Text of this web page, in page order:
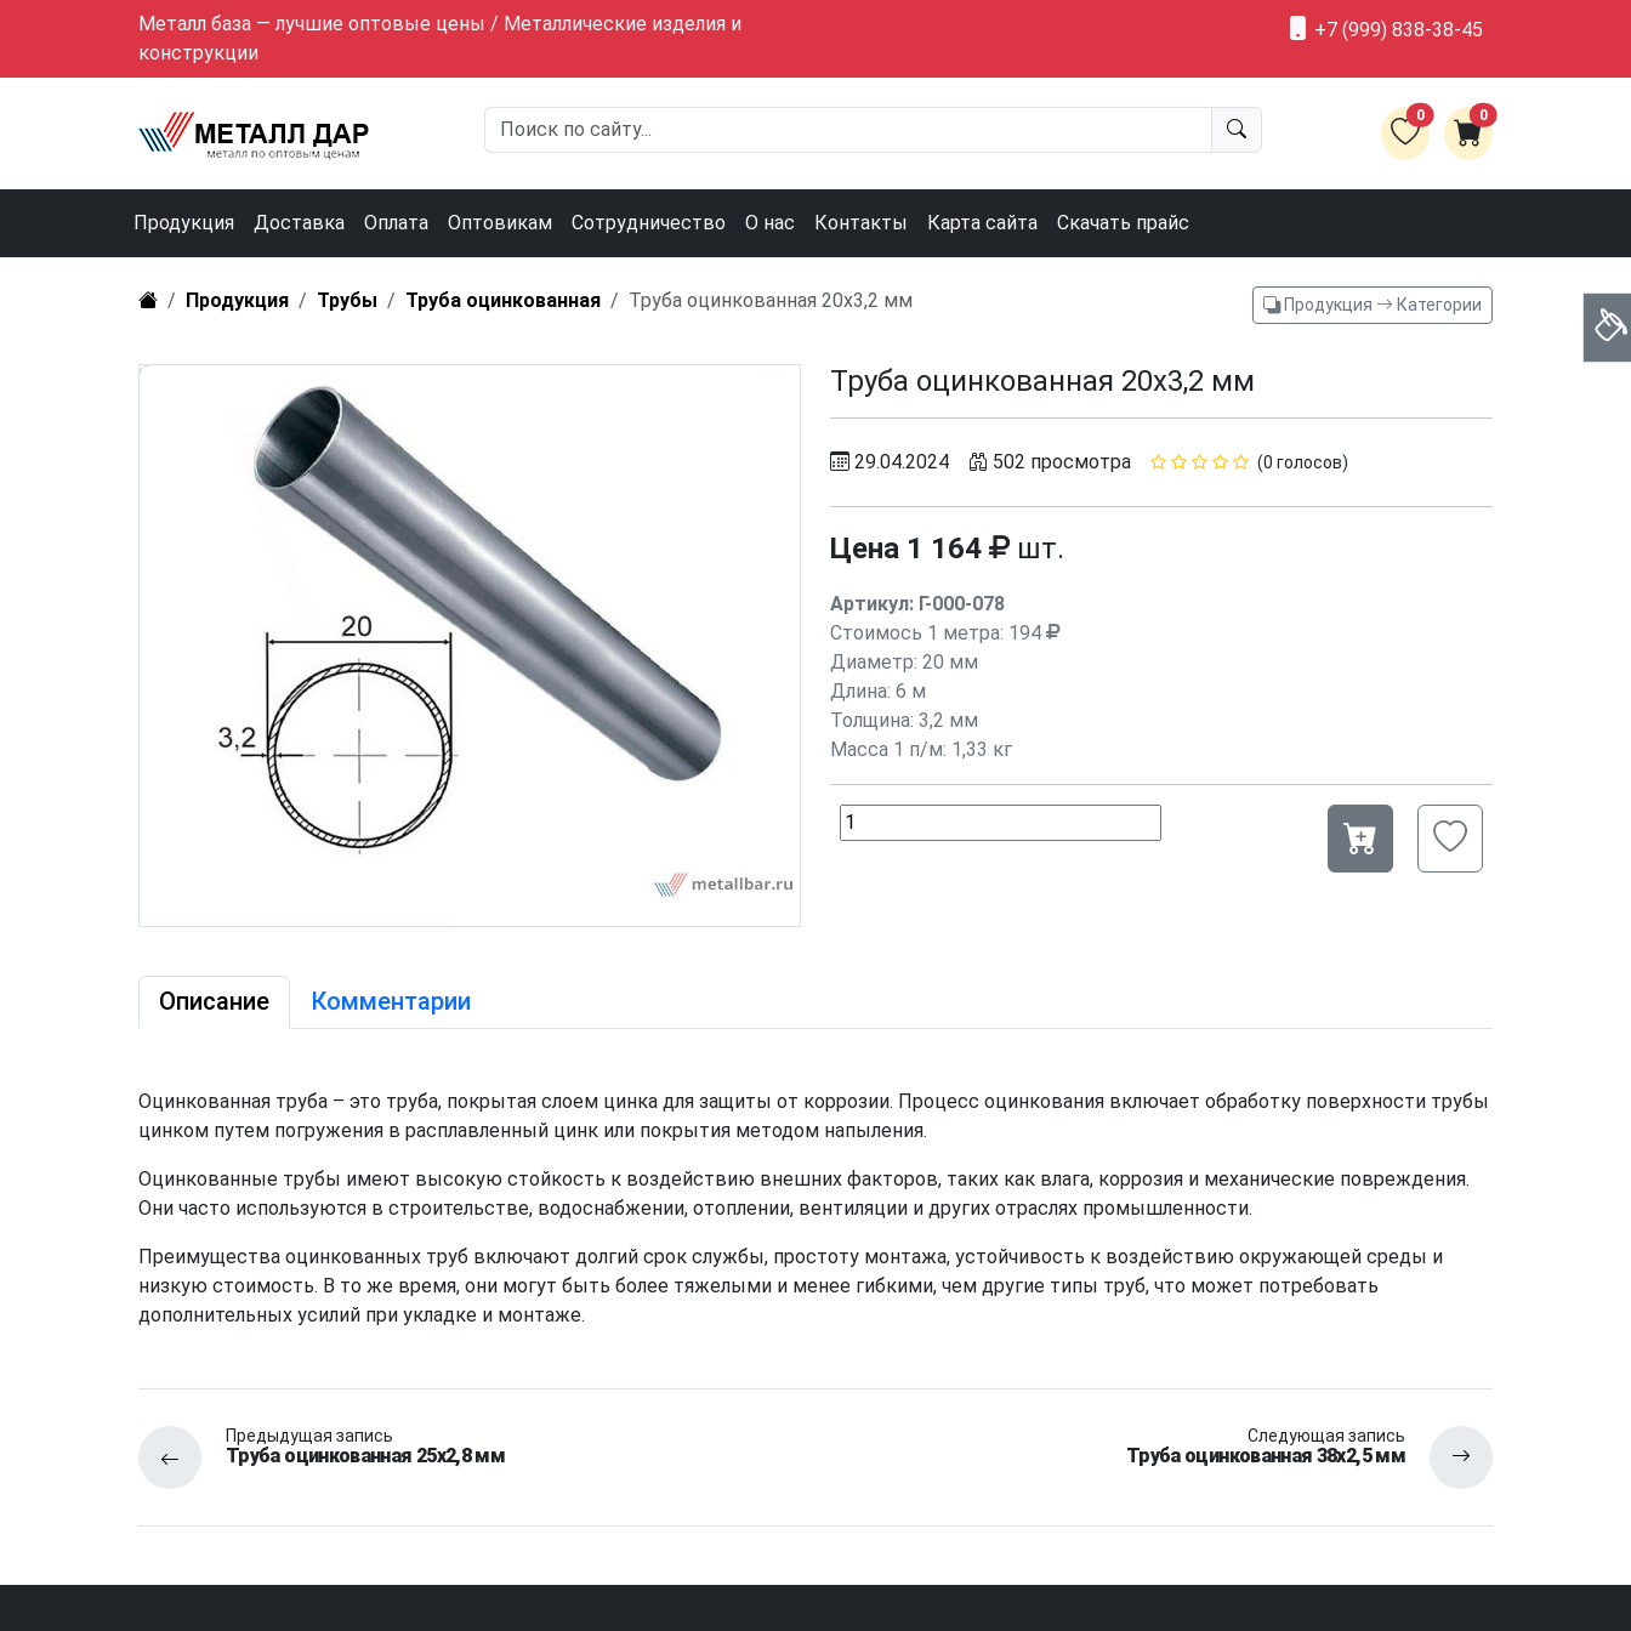
Металл база — лучшие оптовые цены / Металлические изделия и
конструкции
+7 (999) 838-38-45
0 0
Продукция Доставка Оплата Оптовикам Сотрудничество О нас Контакты Карта сайта Скачать прайс
Продукция Трубы Труба оцинкованная Труба оцинкованная 20х3,2 мм Продукция Категории
Труба оцинкованная 20х3,2 мм
29.04.2024 502 просмотра (0 голосов)
Цена 1 164 шт.
Артикул: Г-000-078
Стоимось 1 метра: 194
Диаметр: 20 мм
Длина: 6 м
Толщина: 3,2 мм
Масса 1 п/м: 1,33 кг
Описание Комментарии
Оцинкованная труба – это труба, покрытая слоем цинка для защиты от коррозии. Процесс оцинкования включает обработку поверхности трубы
цинком путем погружения в расплавленный цинк или покрытия методом напыления.
Оцинкованные трубы имеют высокую стойкость к воздействию внешних факторов, таких как влага, коррозия и механические повреждения.
Они часто используются в строительстве, водоснабжении, отоплении, вентиляции и других отраслях промышленности.
Преимущества оцинкованных труб включают долгий срок службы, простоту монтажа, устойчивость к воздействию окружающей среды и
низкую стоимость. В то же время, они могут быть более тяжелыми и менее гибкими, чем другие типы труб, что может потребовать
дополнительных усилий при укладке и монтаже.
Предыдущая запись
Труба оцинкованная 25х2,8 мм
Следующая запись
Труба оцинкованная 38х2,5 мм